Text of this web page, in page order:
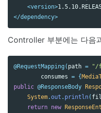
<version>
</dependency>
Controller 부분에는 다음
@RequestMapping ( path = "/
consumes = {
public @ResponseBody
System.out . println(
return new